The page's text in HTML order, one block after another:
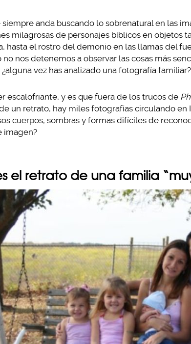
siempre anda buscando lo sobrenatural en las
milagrosas de personajes bíblicos en objetos
hasta el rostro del demonio en las llamas del
nos detenemos a observar las cosas más
vez has analizado una fotografía familiar?
escalofriante, y es que fuera de los trucos de
un retrato, hay miles fotografías circulando en
cuerpos, sombras y formas difíciles de
imagen?
el retrato de una familia